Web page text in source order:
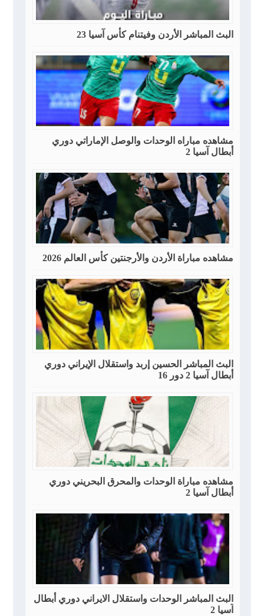
البث المباشر الأردن وفيتنام كأس آسيا 23
مشاهده مباراه الوحدات والوصل الإماراتي دوري
أبطال آسيا 2
مشاهده مباراة الأردن والأرجنتين كأس العالم 2026
البث المباشر الحسين إربد واستقلال الإيراني دوري
أبطال آسيا 2 دور 16
مشاهده مباراة الوحدات والمحرق البحريني دوري
أبطال آسيا 2
البث المباشر الوحدات واستقلال الايراني دوري أبطال
آسيا 2